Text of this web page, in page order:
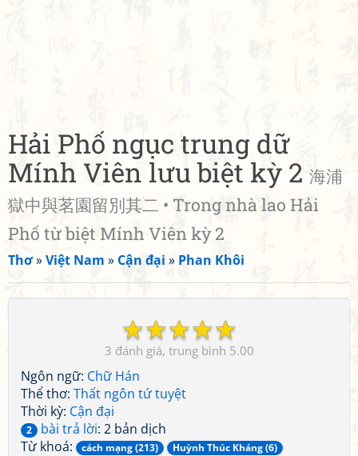
Hải Phố ngục trung dữ
Mính Viên lưu biệt kỳ 2 海浦
獄中與茗園留別其二 • Trong nhà lao Hải
Phố từ biệt Mính Viên kỳ 2
Thơ»Việt Nam » Cận đại » Phan Khôi
☆
☆
☆
☆
☆
3 5.00
Ngôn ngữ: Chữ Hán
Thể thơ: Thất ngôn tứ tuyệt
Thời kỳ: Cận đại
2 bài trả lời: 2 bản dịch
Từ khoá:
cách mạng (213)
Huỳnh Thúc Kháng (6)